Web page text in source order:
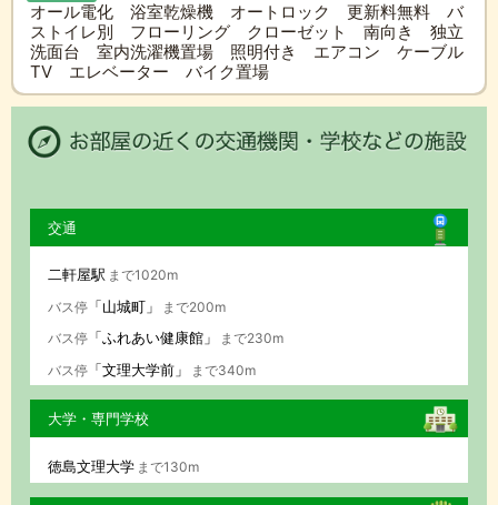
オール電化 浴室乾燥機 オートロック 更新料無料 バ
ストイレ別 フローリング クローゼット 南向き 独立
洗面台 室内洗濯機置場 照明付き エアコン ケーブル
TV エレベーター バイク置場
交通
二軒屋駅 まで1020m
バス停「山城町」
まで200m
バス停「ふれあい健康館」
まで230m
バス停「文理大学前」 まで340m
大学・専門学校
徳島文理大学 まで130m